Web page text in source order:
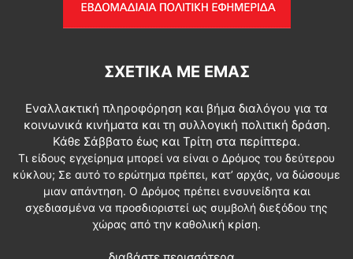
ΣΧΕΤΙΚΆ ΜΕ ΕΜΆΣ
Εναλλακτική πληροφόρηση και βήμα διαλόγου για τα
κοινωνικά κινήματα και τη συλλογική πολιτική δράση.
Κάθε Σάββατο έως και Τρίτη στα περίπτερα.
Τι είδους εγχείρημα μπορεί να είναι ο Δρόμος του δεύτερου
κύκλου; Σε αυτό το ερώτημα πρέπει, κατ’ αρχάς, να δώσουμε
μιαν απάντηση. Ο Δρόμος πρέπει ενσυνείδητα και
σχεδιασμένα να προσδιοριστεί ως συμβολή διεξόδου της
χώρας από την καθολική κρίση.